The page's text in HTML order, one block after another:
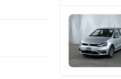
$157,999
2018
$165,999
1.6 SOUND AUTO
$160,999
Automático
$160,999